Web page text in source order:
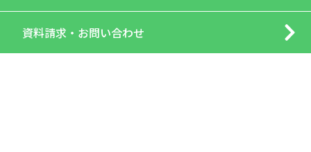
資料請求・ お問い合わせ